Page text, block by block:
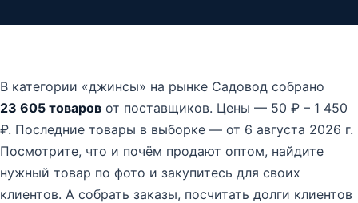
В категории «джинсы» на рынке Садовод собрано
23 605 товаров от поставщиков. Цены — 50 ₽ – 1 450
₽. Последние товары в выборке — от 6 августа 2026 г.
Посмотрите, что и почём продают оптом, найдите
нужный товар по фото и закупитесь для своих
клиентов. А собрать заказы, посчитать долги клиентов